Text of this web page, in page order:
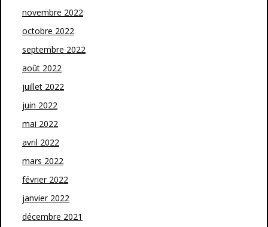
novembre 2022
octobre 2022
septembre 2022
août 2022
juillet 2022
juin 2022
mai 2022
avril 2022
mars 2022
février 2022
janvier 2022
décembre 2021